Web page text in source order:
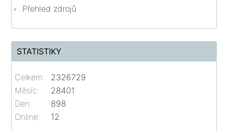
Přehled zdrojů
STATISTIKY
Online: 12
Celkem:
2326729
Měsíc:
28401
Den:
898